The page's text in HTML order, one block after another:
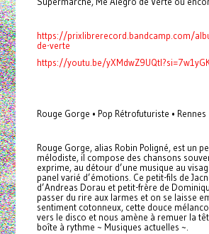
https://prixlibrerecord.bandcamp.com/
de-verte
https://youtu.be/
Rouge Gorge • Pop Rétrofuturiste • Rennes
Rouge Gorge, alias Robin Poligné, est un
mélodiste, il compose des chansons
exprime, au détour d’une musique au
panel varié d’émotions. Ce petit-fils de
d’Andreas Dorau et petit-frère de
passer du rire aux larmes et on se laisse
sentiment cotonneux, cette douce
vers le disco et nous amène à remuer la
boîte à rythme ~ Musiques actuelles ~.